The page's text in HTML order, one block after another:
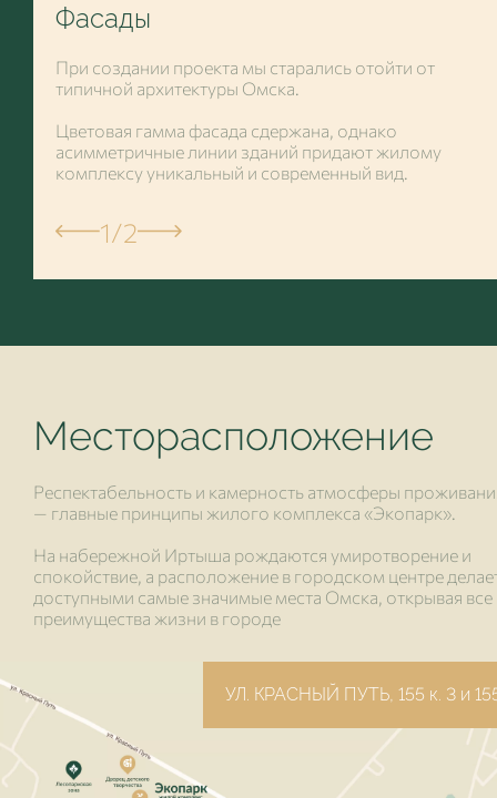
Фасады
При создании проекта мы старались отойти от
типичной архитектуры Омска.
Цветовая гамма фасада сдержана, однако
асимметричные линии зданий придают жилому
комплексу уникальный и современный вид.
1/2
Месторасположение
Респектабельность и камерность атмосферы
— главные принципы жилого комплекса «Экопарк».
На набережной Иртыша рождаются умиротворение и
спокойствие, а расположение в городском центре
доступными самые значимые места Омска, открывая все
преимущества жизни в городе
УЛ. КРАСНЫЙ ПУТЬ, 155 к. 3 и